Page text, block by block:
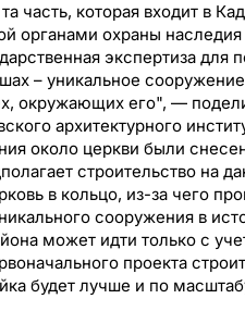
часть, которая входит в
органами охраны
экспертиза для
– уникальное
окружающих его", —
архитектурного
около церкви были
строительство на
в кольцо, из-за чего
сооружения в
может идти только с
проекта
будет лучше и по